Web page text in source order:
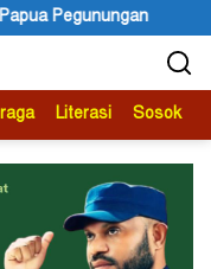
Kedaulatan Negara
Literasi Sosok